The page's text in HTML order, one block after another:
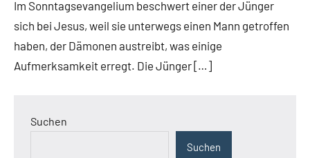
Im Sonntagsevangelium beschwert einer der Jünger
sich bei Jesus, weil sie unterwegs einen Mann getroffen
haben, der Dämonen austreibt, was einige
Aufmerksamkeit erregt. Die Jünger […]
Suchen
Suchen